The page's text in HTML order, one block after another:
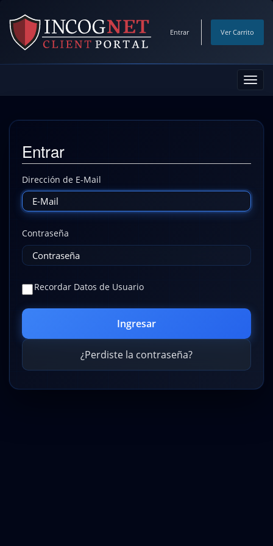
Entrar Ver Carrito
Entrar
Dirección de E-Mail
Contraseña
Recordar Datos de Usuario
¿Perdiste la contraseña?